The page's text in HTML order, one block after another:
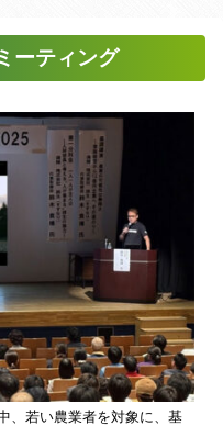
ーティング
、若い農業者を対象に、基